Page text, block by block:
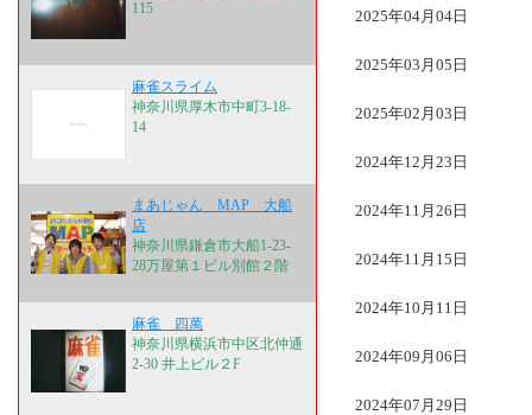
115
麻雀スライム
神奈川県厚木市中町3-18-
14
まあじゃん MAP 大船
店
神奈川県鎌倉市大船1-23-
28万屋第１ビル別館２階
麻雀 四萬
神奈川県横浜市中区北仲通
2-30 井上ビル２F
2025年04月04日
2025年03月05日
2025年02月03日
2024年12月23日
2024年11月26日
2024年11月15日
2024年10月11日
2024年09月06日
2024年07月29日